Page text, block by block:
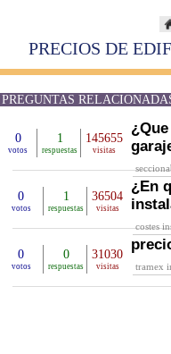
PRECIOS DE
PREGUNTAS
0
votos
1
respuestas
145655
visitas
0
votos
1
respuestas
36504
visitas
¿En
costes
0
votos
0
respuestas
31030
visitas tramex